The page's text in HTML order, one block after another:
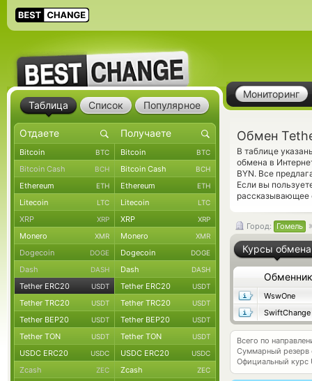
Мониторинг
Обмен
В таблице
обмена в
BYN. Все
Если вы
рассказывающее
Город: Гомель
Курсы обмена
Обменник
WswOne
SwiftChange
Всего по
Суммарный резерв
Официальный курс
Таблица Список Популярное
Bitcoin BTC Bitcoin BTC
Bitcoin Cash BCH Bitcoin Cash BCH
Ethereum ETH Ethereum ETH
Litecoin LTC Litecoin LTC
XRP XRP XRP XRP
Monero XMR Monero XMR
Dogecoin DOGE Dogecoin DOGE
Dash DASH Dash DASH
Tether ERC20 USDT Tether ERC20 USDT
Tether TRC20 USDT Tether TRC20 USDT
Tether BEP20 USDT Tether BEP20 USDT
Tether TON USDT Tether TON USDT
USDC ERC20 USDC USDC ERC20 USDC
Zcash ZEC Zcash ZEC